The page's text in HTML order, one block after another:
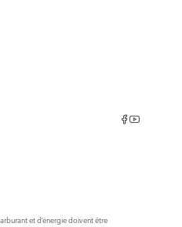
et d’énergie doivent être